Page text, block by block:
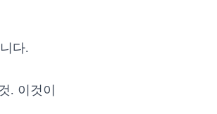
다.
. 이것이